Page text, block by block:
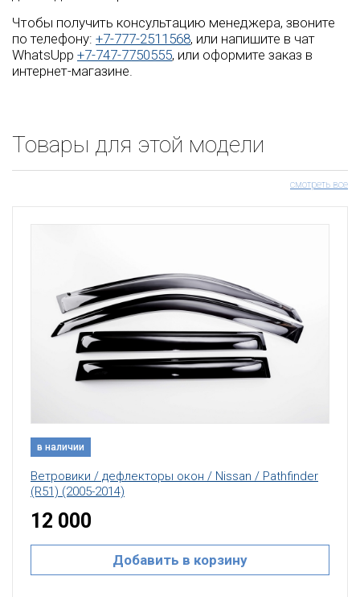
Чтобы получить консультацию менеджера, звоните
по телефону: +7-777-2511568, или напишите в чат
WhatsUpp +7-747-7750555, или оформите заказ в
интернет-магазине.
Товары для этой модели
смотреть все
в наличии
Ветровики / дефлекторы окон / Nissan / Pathfinder
(R51) (2005-2014)
12 000
Добавить в корзину